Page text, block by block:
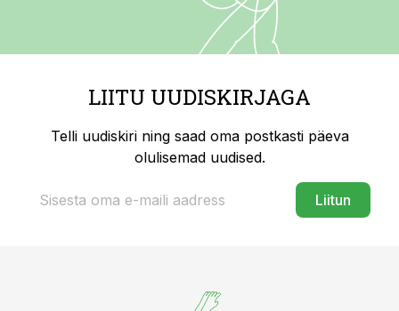
LIITU UUDISKIRJAGA
Telli uudiskiri ning saad oma postkasti päeva
olulisemad uudised.
Liitun